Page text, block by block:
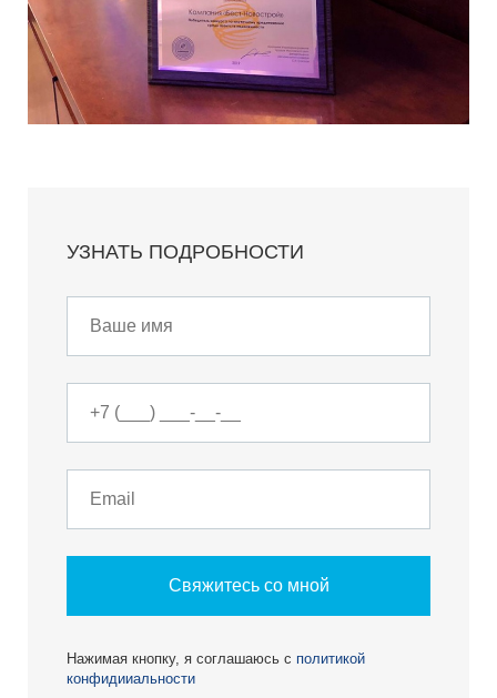
УЗНАТЬ ПОДРОБНОСТИ
Свяжитесь со мной
Нажимая кнопку, я соглашаюсь с политикой
конфидииальности